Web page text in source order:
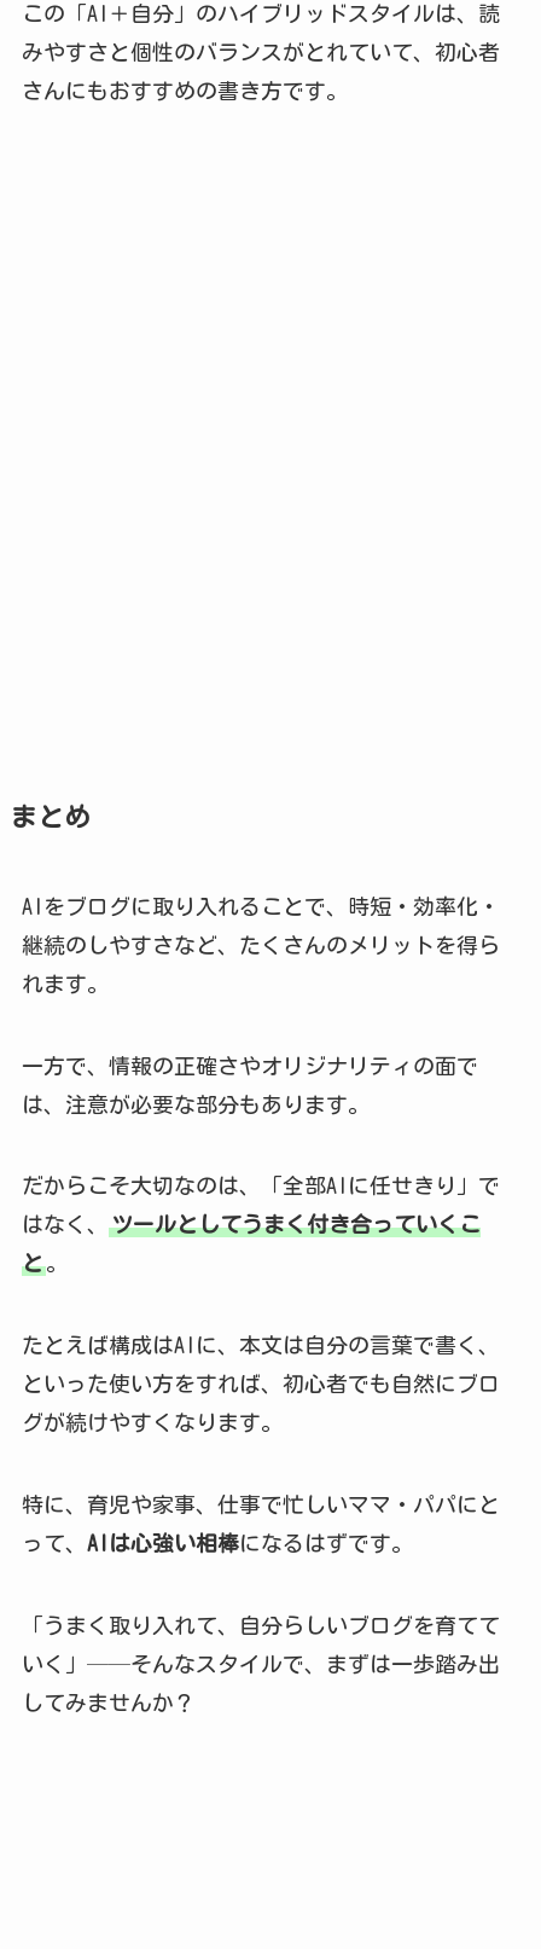
この「AI＋自分」のハイブリッドスタイルは、読
みやすさと個性のバランスがとれていて、初心者
さんにもおすすめの書き方です。
まとめ
AIをブログに取り入れることで、時短・効率化・
継続のしやすさなど、たくさんのメリットを得ら
れます。
一方で、情報の正確さやオリジナリティの面で
は、注意が必要な部分もあります。
だからこそ大切なのは、「全部AIに任せきり」で
はなく、
ツールとしてうまく付き合っていくこ
と。
たとえば構成はAIに、本文は自分の言葉で書く、
といった使い方をすれば、初心者でも自然にブロ
グが続けやすくなります。
特に、育児や家事、仕事で忙しいママ・パパにと
って、 AIは心強い相棒になるはずです。
「うまく取り入れて、自分らしいブログを育てて
いく」──そんなスタイルで、まずは一歩踏み出
してみませんか？